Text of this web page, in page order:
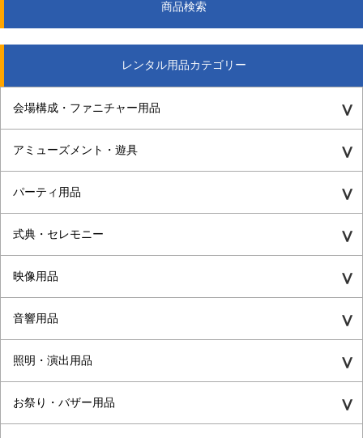
商品検索
レンタル用品カテゴリー
会場構成・ファニチャー用品
アミューズメント・遊具
パーティ用品
式典・セレモニー
映像用品
音響用品
照明・演出用品
お祭り・バザー用品